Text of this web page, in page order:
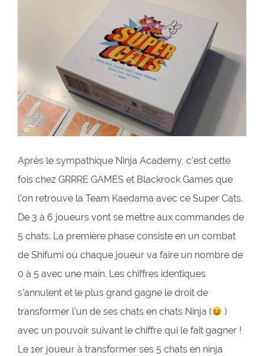
Après le sympathique Ninja Academy, c’est cette
fois chez GRRRE GAMES et Blackrock Games que
l’on retrouve la Team Kaedama avec ce Super Cats.
De 3 à 6 joueurs vont se mettre aux commandes de
5 chats. La première phase consiste en un combat
de Shifumi où chaque joueur va faire un nombre de
0 à 5 avec une main. Les chiffres identiques
s’annulent et le plus grand gagne le droit de
transformer l’un de ses chats en chats Ninja (
)
avec un pouvoir suivant le chiffre qui le fait gagner !
Le 1er joueur à transformer ses 5 chats en ninja